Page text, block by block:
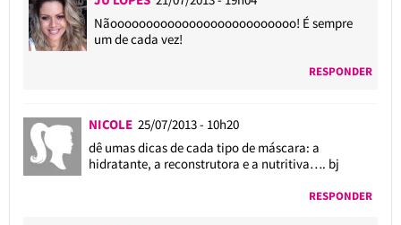
Nãoooooooooooooooooooooooooo! É sempre
um de cada vez!
RESPONDER
NICOLE 25/07/2013 - 10h20
dê umas dicas de cada tipo de máscara: a
hidratante, a reconstrutora e a nutritiva…. bj
RESPONDER